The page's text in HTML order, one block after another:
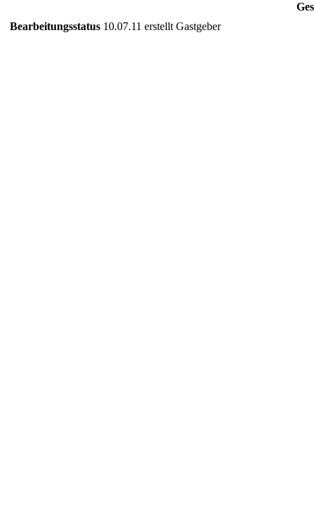
Bearbeitungsstatus 10.07.11 erstellt Gastgeber